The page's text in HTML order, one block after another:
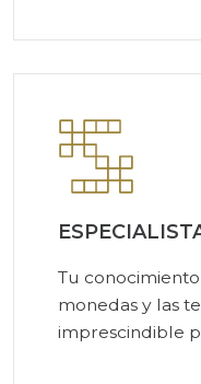
Tu
monedas y las
imprescindible